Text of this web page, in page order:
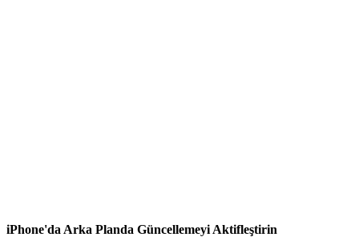
iPhone'da Arka Planda Güncellemeyi Aktifleştirin